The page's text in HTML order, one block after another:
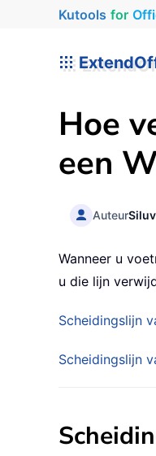
Kutools for
Hoe
een
Auteur
Wanneer u
u die lijn
Scheidingslijn
Scheidingslijn